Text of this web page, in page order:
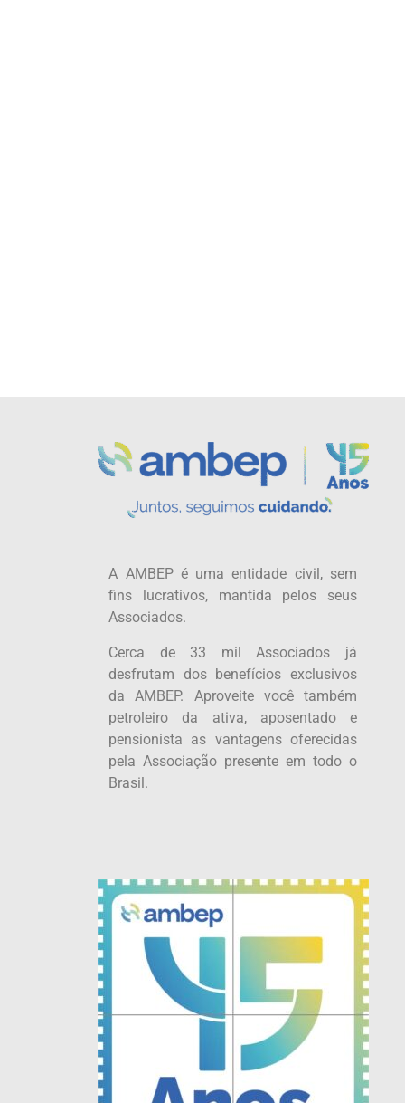
A AMBEP é uma entidade civil, sem
fins lucrativos, mantida pelos seus
Associados.
Cerca de 33 mil Associados já
desfrutam dos benefícios exclusivos
da AMBEP. Aproveite você também
petroleiro da ativa, aposentado e
pensionista as vantagens oferecidas
pela Associação presente em todo o
Brasil.